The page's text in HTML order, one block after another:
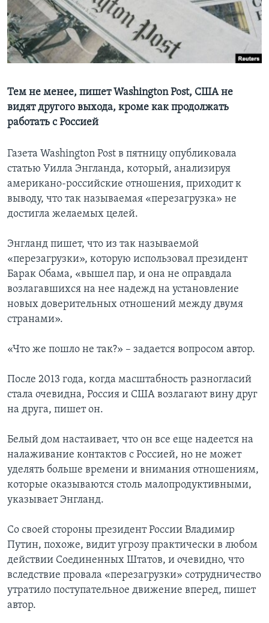
Learning English
СОЦИАЛЬНЫЕ СЕТИ
Языки
Тем не менее, пишет Washington Post, США не
видят другого выхода, кроме как продолжать
работать с Россией
Газета Washington Post в пятницу опубликовала
статью Уилла Энгланда, который, анализируя
американо-российские отношения, приходит к
выводу, что так называемая «перезагрузка» не
достигла желаемых целей.
Энгланд пишет, что из так называемой
«перезагрузки», которую использовал президент
Барак Обама, «вышел пар, и она не оправдала
возлагавшихся на нее надежд на установление
новых доверительных отношений между двумя
странами».
«Что же пошло не так?» – задается вопросом автор.
После 2013 года, когда масштабность разногласий
стала очевидна, Россия и США возлагают вину друг
на друга, пишет он.
Белый дом настаивает, что он все еще надеется на
налаживание контактов с Россией, но не может
уделять больше времени и внимания отношениям,
которые оказываются столь малопродуктивными,
указывает Энгланд.
Со своей стороны президент России Владимир
Путин, похоже, видит угрозу практически в любом
действии Соединенных Штатов, и очевидно, что
вследствие провала «перезагрузки» сотрудничество
утратило поступательное движение вперед, пишет
автор.